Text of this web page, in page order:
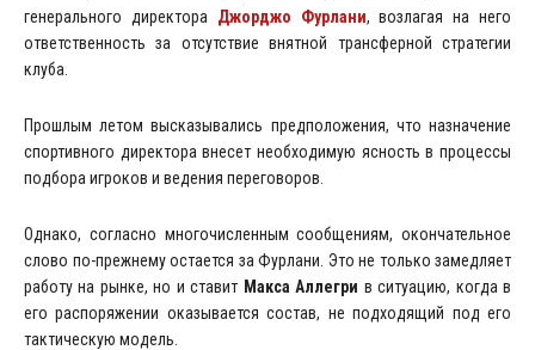
генерального директора Джорджо Фурлани, возлагая на него
ответственность за отсутствие внятной трансферной стратегии
клуба.
Прошлым летом высказывались предположения, что назначение
спортивного директора внесет необходимую ясность в процессы
подбора игроков и ведения переговоров.
Однако, согласно многочисленным сообщениям, окончательное
слово по-прежнему остается за Фурлани. Это не только замедляет
работу на рынке, но и ставит Макса Аллегри в ситуацию, когда в
его распоряжении оказывается состав, не подходящий под его
тактическую модель.